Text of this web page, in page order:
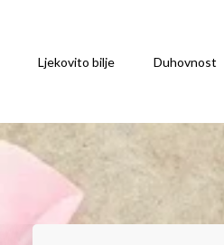
Ljekovito bilje Duhovnost